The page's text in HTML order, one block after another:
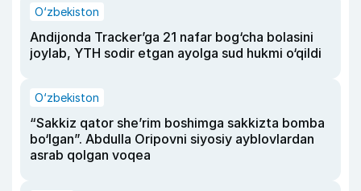
O‘zbekiston
Andijonda Tracker’ga 21 nafar bog‘cha bolasini
joylab, YTH sodir etgan ayolga sud hukmi o‘qildi
O‘zbekiston
“Sakkiz qator she’rim boshimga sakkizta bomba
bo‘lgan”. Abdulla Oripovni siyosiy ayblovlardan
asrab qolgan voqea